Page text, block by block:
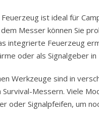
ist ideal für
Messer können Sie
integrierte Feuerzeug
oder als Signalgeber
Werkzeuge sind in
Messern. Viele
oder Signalpfeifen, um